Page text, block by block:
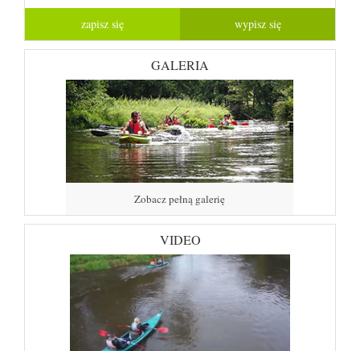
GALERIA
Zobacz pełną galerię
VIDEO